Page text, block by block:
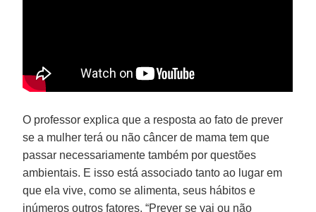
O professor explica que a resposta ao fato de prever
se a mulher terá ou não câncer de mama tem que
passar necessariamente também por questões
ambientais. E isso está associado tanto ao lugar em
que ela vive, como se alimenta, seus hábitos e
inúmeros outros fatores. “Prever se vai ou não